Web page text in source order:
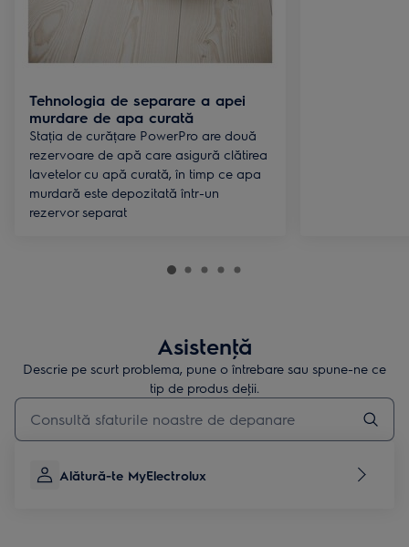
Tehnologia de separare a apei
murdare de apa curată
Stația de curățare PowerPro are două
rezervoare de apă care asigură clătirea
lavetelor cu apă curată, în timp ce apa
murdară este depozitată într-un
rezervor separat
Asistenţă
Descrie pe scurt problema, pune o întrebare sau spune-ne ce
tip de produs deţii.
Type to search for support articles
Alătură-te MyElectrolux